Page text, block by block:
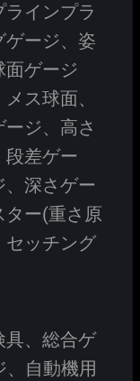
インプラ
ゲージ、姿
面ゲージ
ス球面、
ジ、高さ
段差ゲー
、深さゲー
ター(重さ原
セッチング
具、総合ゲ
、自動機用